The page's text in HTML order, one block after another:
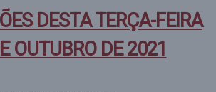
DESTA TERÇA-FEIRA
OUTUBRO DE 2021